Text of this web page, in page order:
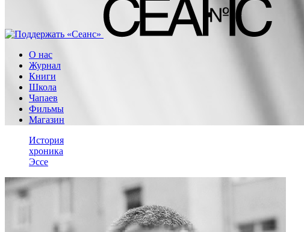
О нас
Журнал
Книги
Школа
Чапаев
Фильмы
Магазин
История
хроника
Эссе